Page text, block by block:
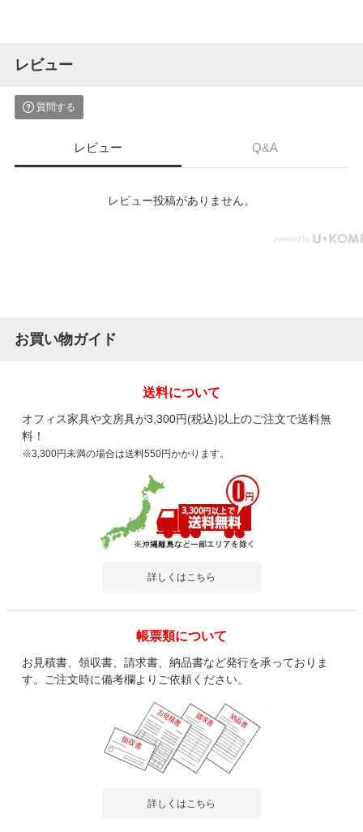
レビュー
質問する
レビュー Q&A
レビュー投稿がありません。
お買い物ガイド
送料について
オフィス家具や文房具が3,300円(税込)以上のご注文で送料無
料！
※3,300円未満の場合は送料550円かかります。
詳しくはこちら
帳票類について
お見積書、領収書、請求書、納品書など発行を承っておりま
す。ご注文時に備考欄よりご依頼ください。
詳しくはこちら